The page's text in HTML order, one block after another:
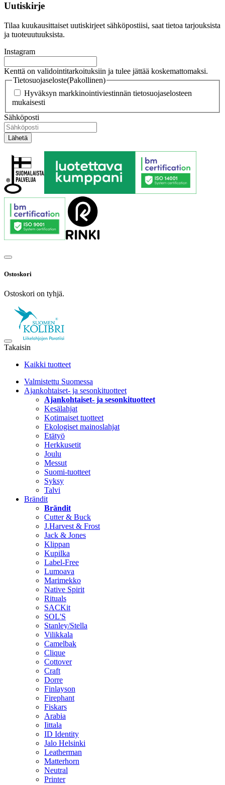
Uutiskirje
Tilaa kuukausittaiset uutiskirjeet sähköpostiisi, saat tietoa tarjouksista
ja tuoteuutuuksista.
Instagram
Kenttä on validointitarkoituksiin ja tulee jättää koskemattomaksi.
Tietosuojaseloste(Pakollinen)
Hyväksyn markkinointiviestinnän tietosuojaselosteen
mukaisesti
Sähköposti
Ostoskori
Ostoskori on tyhjä.
Takaisin
Kaikki tuotteet
Valmistettu Suomessa
Ajankohtaiset- ja sesonkituotteet
Ajankohtaiset- ja sesonkituotteet
Kesälahjat
Kotimaiset tuotteet
Ekologiset mainoslahjat
Etätyö
Herkkusetit
Joulu
Messut
Suomi-tuotteet
Syksy
Talvi
Brändit
Brändit
Cutter & Buck
J.Harvest & Frost
Jack & Jones
Klippan
Kupilka
Label-Free
Lumoava
Marimekko
Native Spirit
Rituals
SACKit
SOL'S
Stanley/Stella
Vilikkala
Camelbak
Clique
Cottover
Craft
Dorre
Finlayson
Firephant
Fiskars
Arabia
Iittala
ID Identity
Jalo Helsinki
Leatherman
Matterhorn
Neutral
Printer